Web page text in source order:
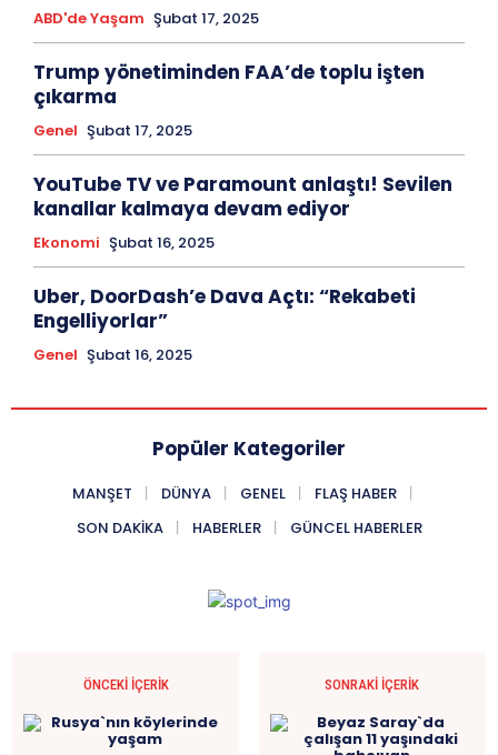
ABD'de Yaşam Şubat 17, 2025
Trump yönetiminden FAA’de toplu işten
çıkarma
Genel Şubat 17, 2025
YouTube TV ve Paramount anlaştı! Sevilen
kanallar kalmaya devam ediyor
Ekonomi Şubat 16, 2025
Uber, DoorDash’e Dava Açtı: “Rekabeti
Engelliyorlar”
Genel Şubat 16, 2025
Popüler Kategoriler
MANŞET DÜNYA GENEL
FLAŞ HABER
SON DAKIKA
HABERLER GÜNCEL HABERLER
ÖNCEKI İÇERIK SONRAKI İÇERIK